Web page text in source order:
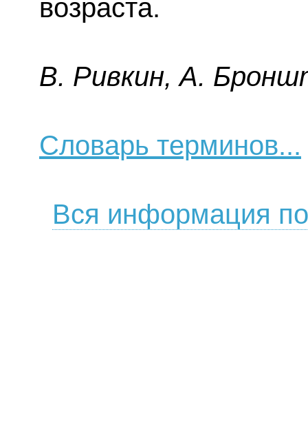
возраста.
B. Pивкин, A.
Словарь терминов...
Вся информация